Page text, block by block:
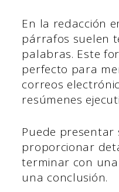
En la redacción
párrafos suelen
palabras. Este
perfecto para
correos
resúmenes
Puede
proporcionar
terminar con
una conclusión.